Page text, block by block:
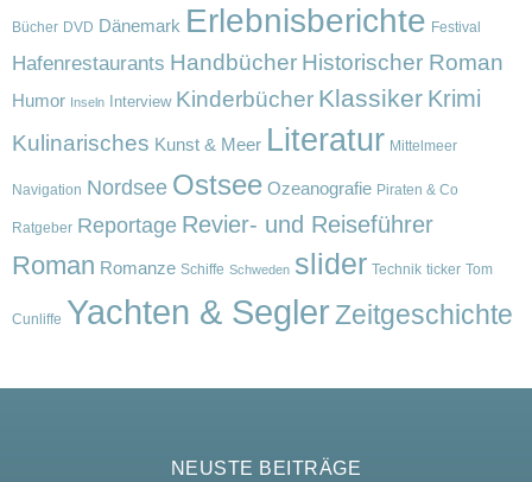
Bücher DVD Dänemark Erlebnisberichte Festival
Hafenrestaurants Handbücher Historischer Roman
Humor Inseln Interview Kinderbücher Klassiker Krimi
Kulinarisches Kunst & Meer Literatur Mittelmeer
Navigation Nordsee Ostsee Ozeanografie Piraten & Co
Ratgeber Reportage Revier- und Reiseführer
Roman Romanze Schiffe Schweden slider Technik ticker Tom
Cunliffe Yachten & SeglerZeitgeschichte
NEUSTE BEITRÄGE